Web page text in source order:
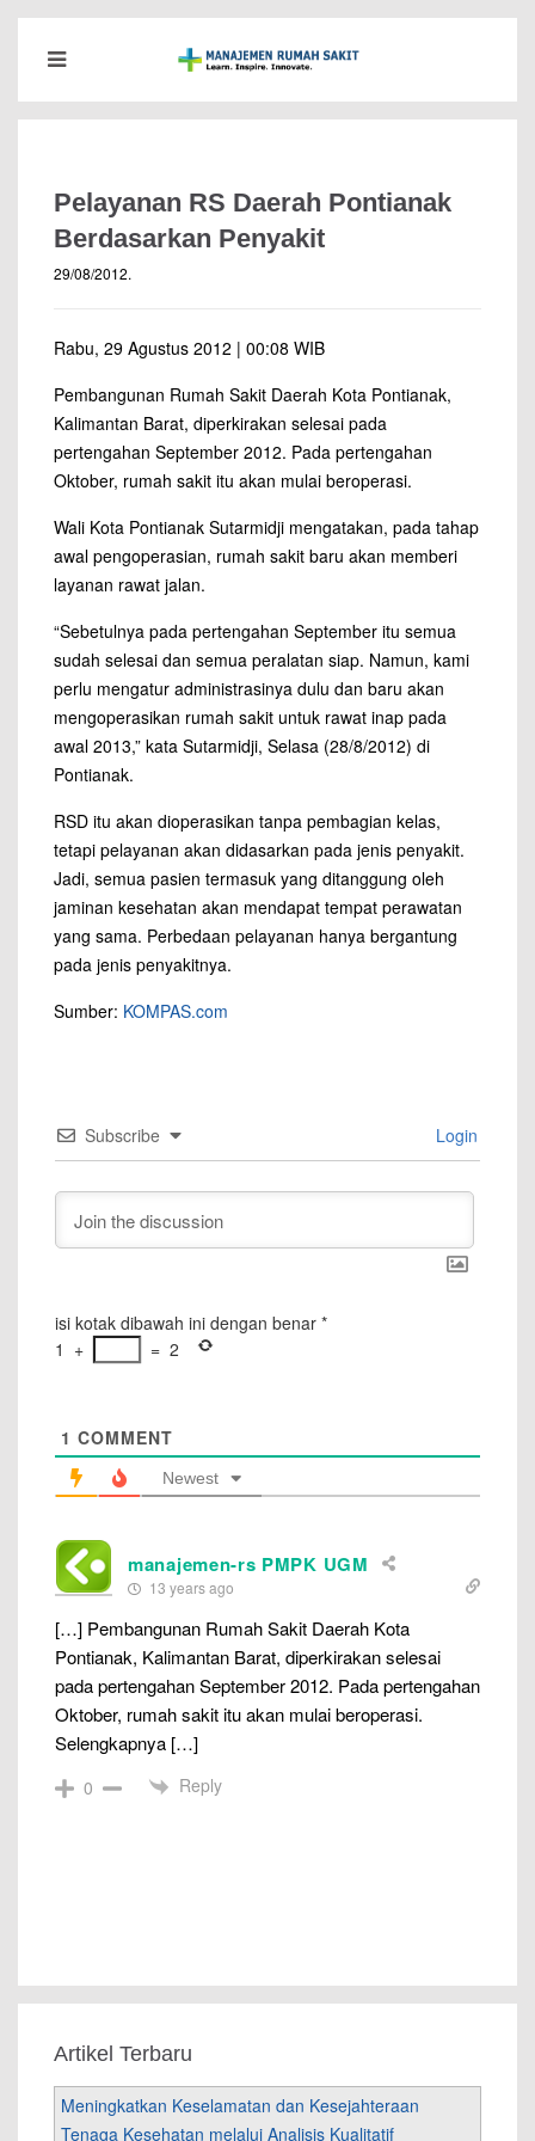
Pelayanan RS Daerah Pontianak
Berdasarkan Penyakit
29/08/2012.
Rabu, 29 Agustus 2012 | 00:08 WIB
Pembangunan Rumah Sakit Daerah Kota Pontianak,
Kalimantan Barat, diperkirakan selesai pada
pertengahan September 2012. Pada pertengahan
Oktober, rumah sakit itu akan mulai beroperasi.
Wali Kota Pontianak Sutarmidji mengatakan, pada tahap
awal pengoperasian, rumah sakit baru akan memberi
layanan rawat jalan.
“Sebetulnya pada pertengahan September itu semua
sudah selesai dan semua peralatan siap. Namun, kami
perlu mengatur administrasinya dulu dan baru akan
mengoperasikan rumah sakit untuk rawat inap pada
awal 2013,” kata Sutarmidji, Selasa (28/8/2012) di
Pontianak.
RSD itu akan dioperasikan tanpa pembagian kelas,
tetapi pelayanan akan didasarkan pada jenis penyakit.
Jadi, semua pasien termasuk yang ditanggung oleh
jaminan kesehatan akan mendapat tempat perawatan
yang sama. Perbedaan pelayanan hanya bergantung
pada jenis penyakitnya.
Sumber: KOMPAS.com
Subscribe Login
isi kotak dibawah ini dengan benar *
1 + = 2
1 COMMENT
Newest
manajemen-rs PMPK UGM
13 years ago
[…] Pembangunan Rumah Sakit Daerah Kota
Pontianak, Kalimantan Barat, diperkirakan selesai
pada pertengahan September 2012. Pada pertengahan
Oktober, rumah sakit itu akan mulai beroperasi.
Selengkapnya […]
0 Reply
Artikel Terbaru
Meningkatkan Keselamatan dan Kesejahteraan
Tenaga Kesehatan melalui Analisis Kualitatif